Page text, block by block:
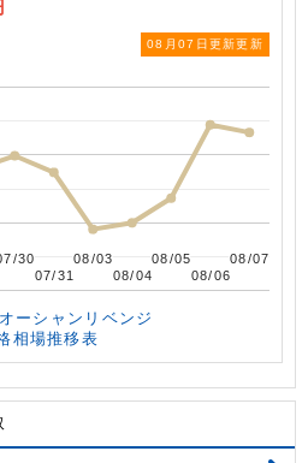
08月07日更新更新
30
30
07/31
07/31
08/03
08/03
08/04
08/04
08/05
08/05
08/06
08/06
08/07
08/07
ーシャンリベンジ
相場推移表